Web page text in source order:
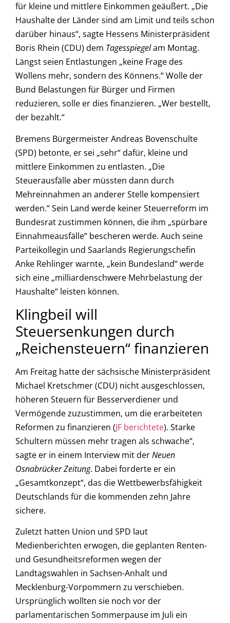
für kleine und mittlere Einkommen geäußert. „Die
Haushalte der Länder sind am Limit und teils schon
darüber hinaus“, sagte Hessens Ministerpräsident
Boris Rhein (CDU) dem Tagesspiegelam Montag.
Längst seien Entlastungen „keine Frage des
Wollens mehr, sondern des Könnens.“ Wolle der
Bund Belastungen für Bürger und Firmen
reduzieren, solle er dies finanzieren. „Wer bestellt,
der bezahlt.“
Bremens Bürgermeister Andreas Bovenschulte
(SPD) betonte, er sei „sehr“ dafür, kleine und
mittlere Einkommen zu entlasten. „Die
Steuerausfälle aber müssten dann durch
Mehreinnahmen an anderer Stelle kompensiert
werden.“ Sein Land werde keiner Steuerreform im
Bundesrat zustimmen können, die ihm „spürbare
Einnahmeausfälle“ bescheren werde. Auch seine
Parteikollegin und Saarlands Regierungschefin
Anke Rehlinger warnte, „kein Bundesland“ werde
sich eine „milliardenschwere Mehrbelastung der
Haushalte“ leisten können.
Klingbeil will
Steuersenkungen durch
„Reichensteuern“ finanzieren
Am Freitag hatte der sächsische Ministerpräsident
Michael Kretschmer (CDU) nicht ausgeschlossen,
höheren Steuern für Besserverdiener und
Vermögende zuzustimmen, um die erarbeiteten
Reformen zu finanzieren (JF berichtete). Starke
Schultern müssen mehr tragen als schwache“,
sagte er in einem Interview mit derNeuen
Osnabrücker Zeitung. Dabei forderte er ein
„Gesamtkonzept“, das die Wettbewerbsfähigkeit
Deutschlands für die kommenden zehn Jahre
sichere.
Zuletzt hatten Union und SPD laut
Medienberichten erwogen, die geplanten Renten-
und Gesundheitsreformen wegen der
Landtagswahlen in Sachsen-Anhalt und
Mecklenburg-Vorpommern zu verschieben.
Ursprünglich wollten sie noch vor der
parlamentarischen Sommerpause im Juli ein